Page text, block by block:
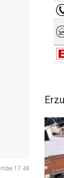
17:48